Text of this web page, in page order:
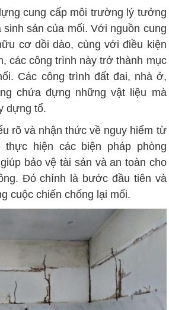
cung cấp môi trường lý tưởng
sản của mối. Với nguồn cung
cơ dồi dào, cùng với điều kiện
các công trình này trở thành mục
Các công trình đất đai, nhà ở,
chứa đựng những vật liệu mà
dựng tổ.
rõ và nhận thức về nguy hiểm từ
hiện các biện pháp phòng
bảo vệ tài sản và an toàn cho
Đó chính là bước đầu tiên và
cuộc chiến chống lại mối.